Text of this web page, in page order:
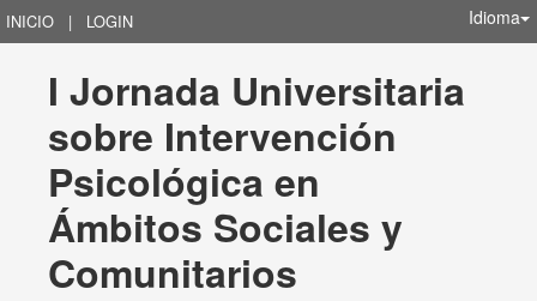
INICIO | LOGIN Idioma
I Jornada Universitaria
sobre Intervención
Psicológica en
Ámbitos Sociales y
Comunitarios